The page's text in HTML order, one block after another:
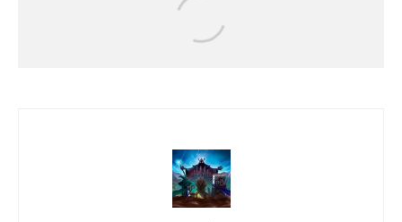
Uma Loja Para Assassinos: Relembre a
primeira temporada do k-drama e saiba o